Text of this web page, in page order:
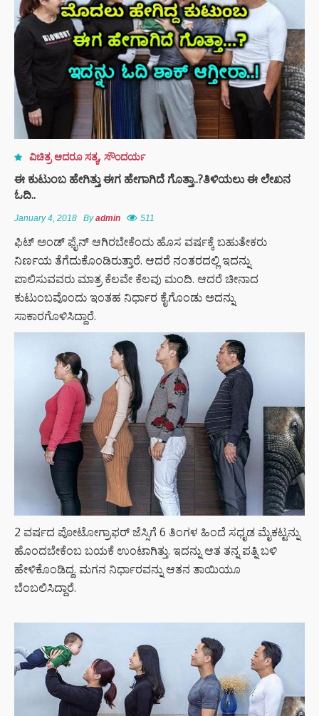
ವಿಚಿತ್ರ ಆದರೂ ಸತ್ಯ, ಸೌಂದರ್ಯ
ಈ ಕುಟುಂಬ ಹೇಗಿತ್ತು ಈಗ ಹೇಗಾಗಿದೆ ಗೊತ್ತಾ..?ತಿಳಿಯಲು ಈ ಲೇಖನ
ಓದಿ..
January 4, 2018 Byadmin 511
ಫಿಟ್ ಅಂಡ್ ಫೈನ್ ಆಗಿರಬೇಕೆಂದು ಹೊಸ ವರ್ಷಕ್ಕೆ ಬಹುತೇಕರು
ನಿರ್ಣಯ ತೆಗೆದುಕೊಂಡಿರುತ್ತಾರೆ. ಆದರೆ ನಂತರದಲ್ಲಿ ಇದನ್ನು
ಪಾಲಿಸುವವರು ಮಾತ್ರ ಕೆಲವೇ ಕೆಲವು ಮಂದಿ. ಆದರೆ ಚೀನಾದ
ಕುಟುಂಬವೊಂದು ಇಂತಹ ನಿರ್ಧಾರ ಕೈಗೊಂಡು ಅದನ್ನು
ಸಾಕಾರಗೊಳಿಸಿದ್ದಾರೆ.
2 ವರ್ಷದ ಪೋಟೋಗ್ರಾಫರ್ ಜೆಸ್ಸಿಗೆ 6 ತಿಂಗಳ ಹಿಂದೆ ಸಧೃಡ ಮೈಕಟ್ಟನ್ನು
ಹೊಂದಬೇಕೆಂಬ ಬಯಕೆ ಉಂಟಾಗಿತ್ತು. ಇದನ್ನು ಆತ ತನ್ನ ಪತ್ನಿ ಬಳಿ
ಹೇಳಿಕೊಂಡಿದ್ದ. ಮಗನ ನಿರ್ಧಾರವನ್ನು ಆತನ ತಾಯಿಯೂ
ಬೆಂಬಲಿಸಿದ್ದಾರೆ.